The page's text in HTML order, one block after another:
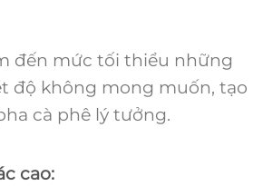
đến mức tối thiểu những
độ không mong muốn, tạo
cà phê lý tưởng.
cao: